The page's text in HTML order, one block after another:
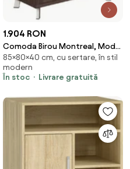
1.904 RON
Comoda Birou Montreal, Model
W2, 80x40x85cm
85×80×40 cm, cu sertare, în stil
modern
În stoc
Livrare gratuită